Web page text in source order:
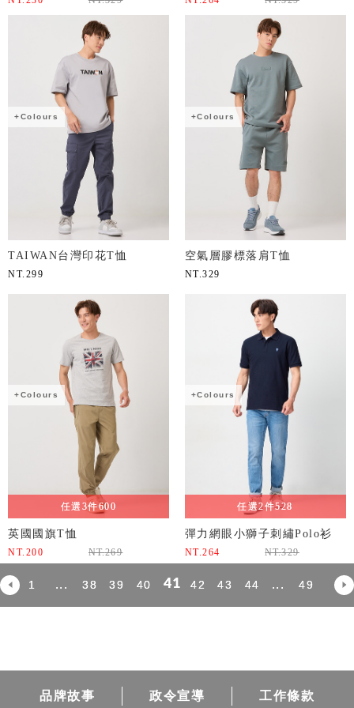
+Colours
TAIWAN台灣印花T恤
NT. 299
+Colours
空氣層膠標落肩T恤
NT. 329
+Colours
任選3件600
英國國旗T恤
NT. 200 NT.269
+Colours
任選2件528
彈力網眼小獅子刺繡Polo衫
NT. 264 NT.329
1 ... 38 39 40 41 42 43 44 ... 49
品牌故事 政令宣導 工作條款